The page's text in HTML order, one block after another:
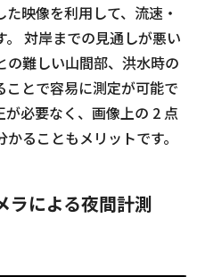
映像を利用して、流速・
対岸までの見通しが悪い
の難しい山間部、洪水時の
とで容易に測定が可能で
必要なく、画像上の 2 点
ることもメリットです。
ラによる夜間計測